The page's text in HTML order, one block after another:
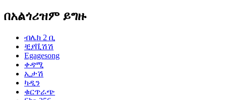
በአልጎሪዝም ይግዙ
ብሌክ 2 ቢ
ቺያቪሽሽ
Egagesong
ቀዳሚ
ኢታሽ
ካዲን
ቁርጥራጭ